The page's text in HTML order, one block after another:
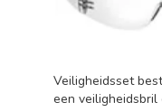
Veiligheidsset
een veiligheidsbril